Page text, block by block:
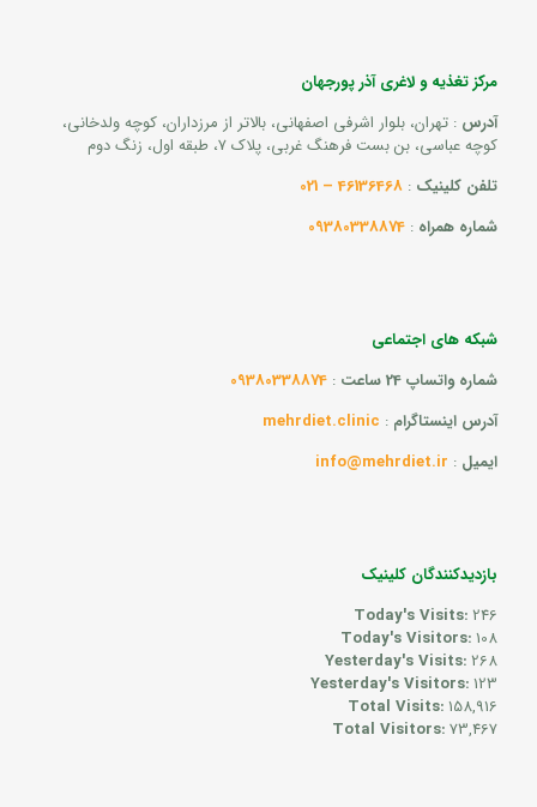
مرکز تغذیه و لاغری آذر پورجهان
آدرس : تهران، بلوار اشرفی اصفهانی، بالاتر از مرزداران، کوچه ولدخانی،
کوچه عباسی، بن بست فرهنگ غربی، پلاک 7، طبقه اول، زنگ دوم
تلفن کلینیک :
46136468 – 021
شماره همراه :
09380338874
شبکه های اجتماعی
شماره واتساپ 24 ساعت
:
09380338874
آدرس اینستاگرام :
mehrdiet.clinic
ایمیل :
info@mehrdiet.ir
بازدیدکنندگان کلینیک
Today's Visits:246
Today's Visitors:108
Yesterday's Visits:268
Yesterday's Visitors:123
Total Visits:158,916
Total Visitors:73,467